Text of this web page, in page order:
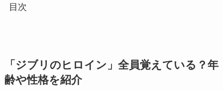
目次
「ジブリのヒロイン」全員覚えている？年
齢や性格を紹介